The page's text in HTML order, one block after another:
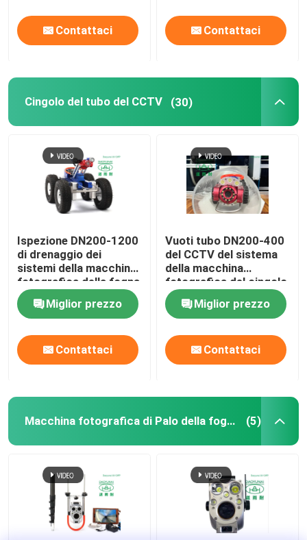
Contattaci Contattaci
Cingolo del tubo del CCTV (30)
Ispezione DN200-1200
di drenaggio dei
sistemi della macchina
fotografica della fogna
del cingolo della
conduttura del CCTV
D18
Miglior prezzo
Contattaci
Vuoti tubo DN200-400
del CCTV del sistema
della macchina
fotografica del cingolo
di ispezione della fogna
il mini piccolo
Miglior prezzo
Contattaci
Macchina fotografica di Palo della fogna (5)